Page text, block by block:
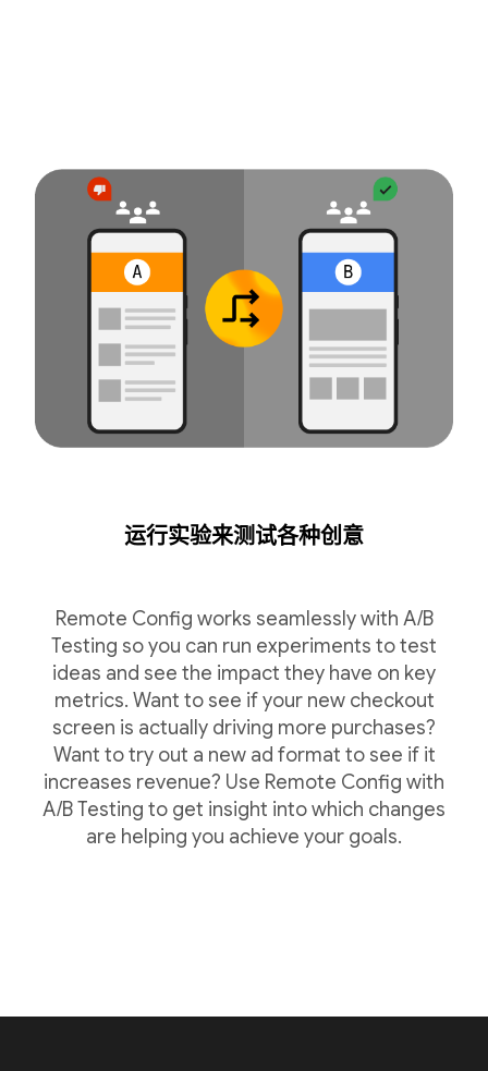
运行实验来测试各种创意
Remote Config works seamlessly with A/B
Testing so you can run experiments to test
ideas and see the impact they have on key
metrics. Want to see if your new checkout
screen is actually driving more purchases?
Want to try out a new ad format to see if it
increases revenue? Use Remote Config with
A/B Testing to get insight into which changes
are helping you achieve your goals.